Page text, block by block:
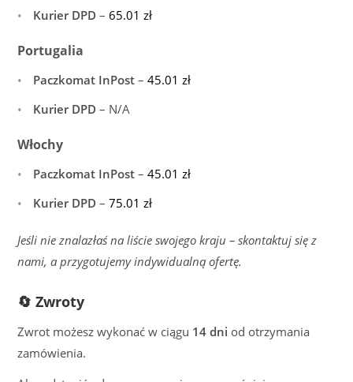
Kurier DPD –65.01zł
Portugalia
Paczkomat InPost –45.01zł
Kurier DPD – N/A
Włochy
Paczkomat InPost –45.01zł
Kurier DPD –75.01zł
Jeśli nie znalazłaś na liście swojego kraju – skontaktuj się z
nami, a przygotujemy indywidualną ofertę.
🔄 Zwroty
Zwrot możesz wykonać w ciągu 14 dni od otrzymania
zamówienia.